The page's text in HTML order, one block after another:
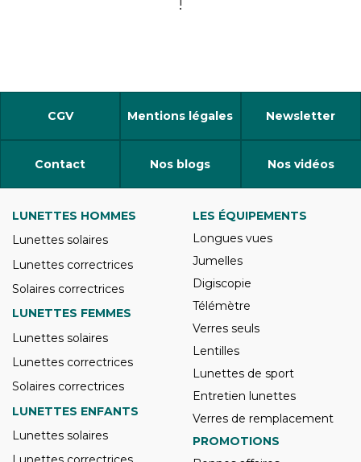
!
CGV Mentions légales Newsletter
Contact Nos blogs Nos vidéos
LUNETTES HOMMES
Lunettes solaires
Lunettes correctrices
Solaires correctrices
LUNETTES FEMMES
Lunettes solaires
Lunettes correctrices
Solaires correctrices
LUNETTES ENFANTS
Lunettes solaires
LES ÉQUIPEMENTS
Longues vues
Jumelles
Digiscopie
Télémètre
Verres seuls
Lentilles
Lunettes de sport
Entretien lunettes
Verres de remplacement
PROMOTIONS